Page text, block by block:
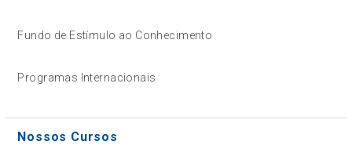
Fundo de Estímulo ao Conhecimento
Programas Internacionais
Nossos Cursos